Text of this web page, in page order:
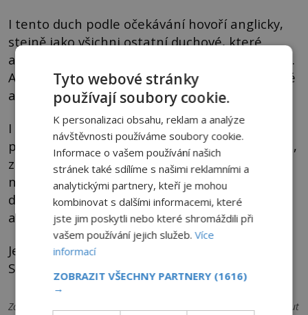
I tento duch podle očekávání hovoří anglicky,
stejně jako všichni ostatní duchové, které
aplikace na různých místech Prahy detekovala.
A stejným způsobem se chovají i další podobné
aplikace.
I když člověku nažene husí kůži vědomí, že
podle radaru přímo před ním údajně stojí duch,
začíná být brzy nad slunce jasné, že aplikace
není stvořena k tomu, aby pomáhala lovcům
duchů v seriózním vyšetřování, nýbrž k tomu,
aby si ducha vymyslela za všech okolností.
Je právě to vysvětlením zážitků, které popsala
Selena Gomez i americká redaktorka Jessica?
Zdroje informací:
GhostTube a Ghost Radar, The Daily Dot – We Put
Tyto webové stránky
používají soubory cookie.
K personalizaci obsahu, reklam a analýze
návštěvnosti používáme soubory cookie.
Informace o vašem používání našich
stránek také sdílíme s našimi reklamními a
analytickými partnery, kteří je mohou
kombinovat s dalšími informacemi, které
jste jim poskytli nebo které shromáždili při
vašem používání jejich služeb.Více
informací
ZOBRAZIT VŠECHNY PARTNERY (1616)
→